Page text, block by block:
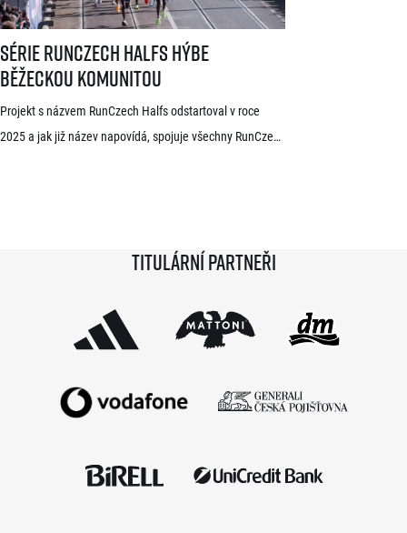
Série RunCzech Halfs hýbe
běžeckou komunitou
Projekt s názvem RunCzech Halfs odstartoval v roce
2025 a jak již název napovídá, spojuje všechny RunCzech
sezónu a od startu tak uběhlo teprve 18 měsíců,
Série RunCzech Halfs hýbe běžeckou komunitou
Titulární partneři